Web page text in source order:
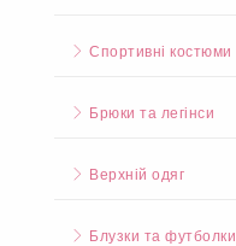
Спортивні костюми
Брюки та легінси
Верхній одяг
Блузки та футболки